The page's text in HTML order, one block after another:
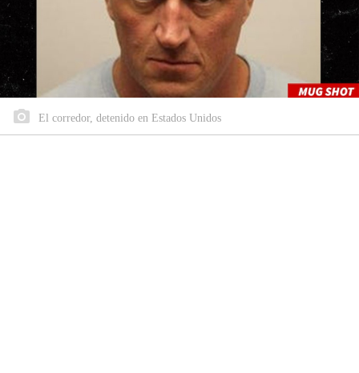
El corredor, detenido en Estados Unidos